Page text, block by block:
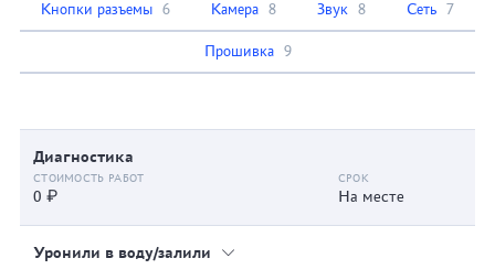
Кнопки разъемы 6 Камера 8 Звук 8 Сеть 7
Прошивка 9
Диагностика
0 ₽ На месте
Уронили в воду/залили